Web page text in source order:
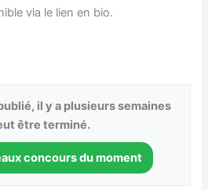
via le lien en bio.
il y a plusieurs semaines
être terminé.
concours du moment